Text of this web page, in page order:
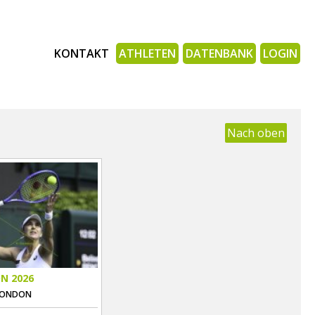
KONTAKT ATHLETEN DATENBANK LOGIN
Nach oben
2026